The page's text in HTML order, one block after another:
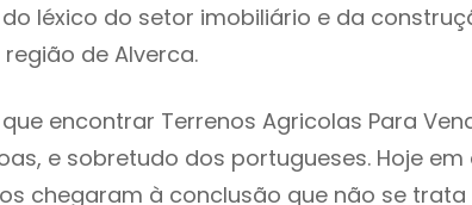
léxico do setor imobiliário e da
de Alverca.
encontrar Terrenos Agricolas Para
e sobretudo dos portugueses. Hoje
chegaram à conclusão que não se